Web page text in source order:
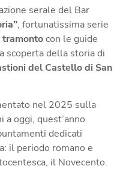
serale del Bar
, fortunatissima serie
con le guide
scoperta della storia di
del Castello di San
nel 2025 sulla
oggi, quest’anno
dedicati
il periodo romano e
il Novecento.